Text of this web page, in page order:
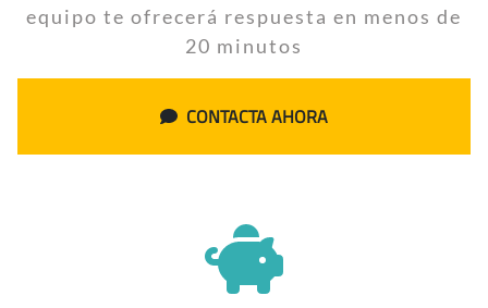
equipo te ofrecerá respuesta en menos de
20 minutos
CONTACTA AHORA